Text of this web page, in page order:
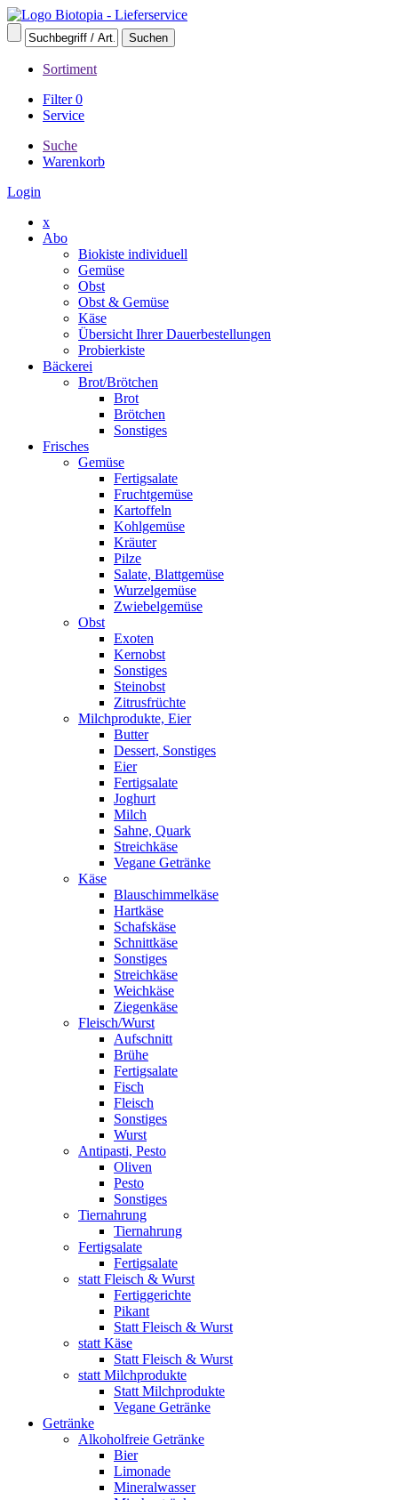
Sortiment
Filter0
Service
Suche
Warenkorb
Login
x
Abo
Biokiste individuell
Gemüse
Obst
Obst & Gemüse
Käse
Übersicht Ihrer Dauerbestellungen
Probierkiste
Bäckerei
Brot/Brötchen
Brot
Brötchen
Sonstiges
Frisches
Gemüse
Fertigsalate
Fruchtgemüse
Kartoffeln
Kohlgemüse
Kräuter
Pilze
Salate, Blattgemüse
Wurzelgemüse
Zwiebelgemüse
Obst
Exoten
Kernobst
Sonstiges
Steinobst
Zitrusfrüchte
Milchprodukte, Eier
Butter
Dessert, Sonstiges
Eier
Fertigsalate
Joghurt
Milch
Sahne, Quark
Streichkäse
Vegane Getränke
Käse
Blauschimmelkäse
Hartkäse
Schafskäse
Schnittkäse
Sonstiges
Streichkäse
Weichkäse
Ziegenkäse
Fleisch/Wurst
Aufschnitt
Brühe
Fertigsalate
Fisch
Fleisch
Sonstiges
Wurst
Antipasti, Pesto
Oliven
Pesto
Sonstiges
Tiernahrung
Tiernahrung
Fertigsalate
Fertigsalate
statt Fleisch & Wurst
Fertiggerichte
Pikant
Statt Fleisch & Wurst
statt Käse
Statt Fleisch & Wurst
statt Milchprodukte
Statt Milchprodukte
Vegane Getränke
Getränke
Alkoholfreie Getränke
Bier
Limonade
Mineralwasser